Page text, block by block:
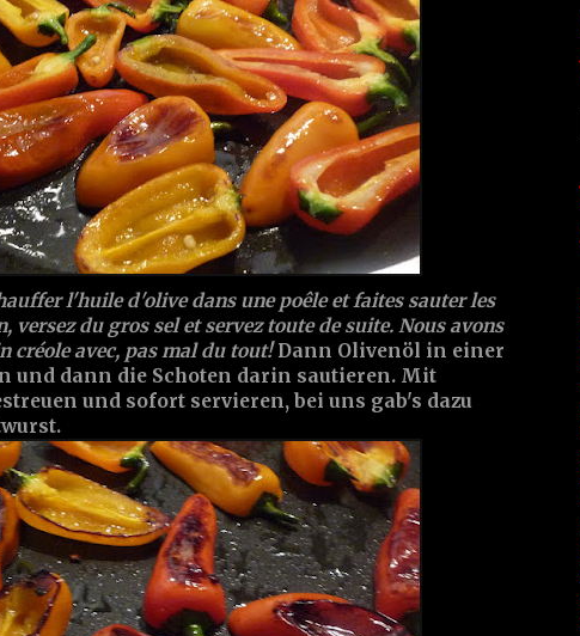
l'huile d'olive dans une poêle et faites sauter les
versez du gros sel et servez toute de suite. Nous avons
créole avec, pas mal du tout!Dann Olivenöl in einer
und dann die Schoten darin sautieren. Mit
und sofort servieren, bei uns gab's dazu